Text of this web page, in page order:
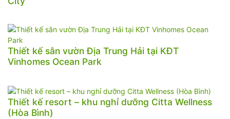
Thiết kế sân vườn Địa Trung Hải tại KĐT
Vinhomes Ocean Park
Thiết kế resort – khu nghỉ dưỡng Citta Wellness
(Hòa Bình)